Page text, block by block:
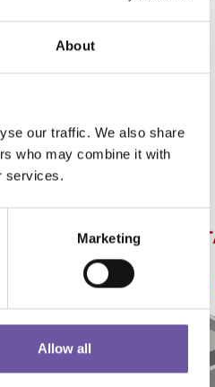
About
our traffic. We also share
who may combine it with
services.
Marketing
Allow all